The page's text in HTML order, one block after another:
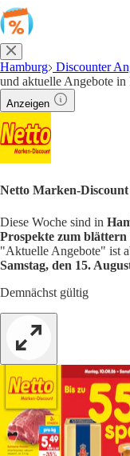
Hamburg Discounter
und aktuelle Angebote in
Anzeigen
Netto Marken-
Diese Woche sind in
Prospekte zum
"Aktuelle Angebote" ist
Samstag, den 15.
Demnächst gültig